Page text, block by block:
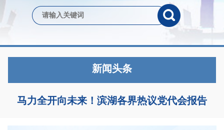
新闻头条
马力全开向未来！滨湖各界热议党代会报告